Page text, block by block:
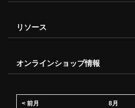
リソース
オンラインショップ情報
8月
< 前月